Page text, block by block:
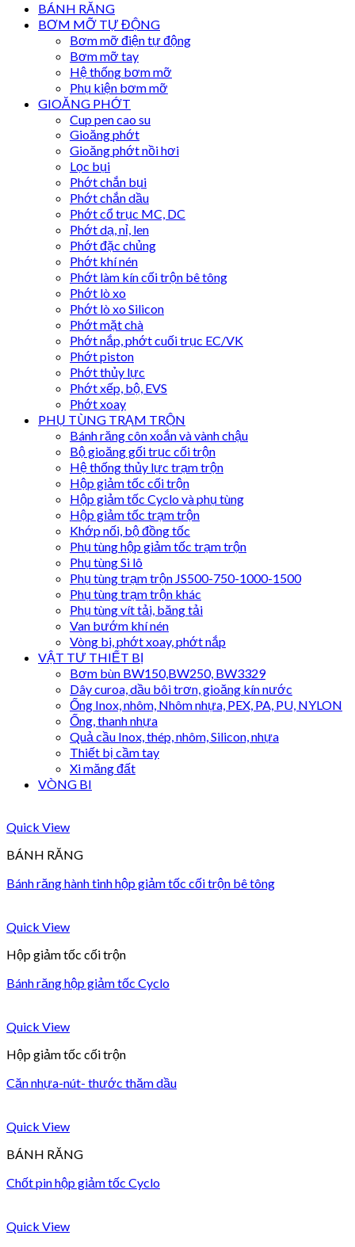
BÁNH RĂNG
BƠM MỠ TỰ ĐỘNG
Bơm mỡ điện tự động
Bơm mỡ tay
Hệ thống bơm mỡ
Phụ kiện bơm mỡ
GIOĂNG PHỚT
Cup pen cao su
Gioăng phớt
Gioăng phớt nồi hơi
Lọc bụi
Phớt chắn bụi
Phớt chắn dầu
Phớt cổ trục MC, DC
Phớt dạ, nỉ, len
Phớt đặc chủng
Phớt khí nén
Phớt làm kín cối trộn bê tông
Phớt lò xo
Phớt lò xo Silicon
Phớt mặt chà
Phớt nắp, phớt cuối trục EC/VK
Phớt piston
Phớt thủy lực
Phớt xếp, bộ, EVS
Phớt xoay
PHỤ TÙNG TRẠM TRỘN
Bánh răng côn xoắn và vành chậu
Bộ gioăng gối trục cối trộn
Hệ thống thủy lực trạm trộn
Hộp giảm tốc cối trộn
Hộp giảm tốc Cyclo và phụ tùng
Hộp giảm tốc trạm trộn
Khớp nối, bộ đồng tốc
Phụ tùng hộp giảm tốc trạm trộn
Phụ tùng Si lô
Phụ tùng trạm trộn JS500-750-1000-1500
Phụ tùng trạm trộn khác
Phụ tùng vít tải, băng tải
Van bướm khí nén
Vòng bi, phớt xoay, phớt nắp
VẬT TƯ THIẾT BỊ
Bơm bùn BW150,BW250, BW3329
Dây curoa, dầu bôi trơn, gioăng kín nước
Ống Inox, nhôm, Nhôm nhựa, PEX, PA, PU, NYLON
Ống, thanh nhựa
Quả cầu Inox, thép, nhôm, Silicon, nhựa
Thiết bị cầm tay
Xi măng đất
VÒNG BI
Quick View
BÁNH RĂNG
Bánh răng hành tinh hộp giảm tốc cối trộn bê tông
Quick View
Hộp giảm tốc cối trộn
Bánh răng hộp giảm tốc Cyclo
Quick View
Hộp giảm tốc cối trộn
Căn nhựa-nút- thước thăm dầu
Quick View
BÁNH RĂNG
Chốt pin hộp giảm tốc Cyclo
Quick View